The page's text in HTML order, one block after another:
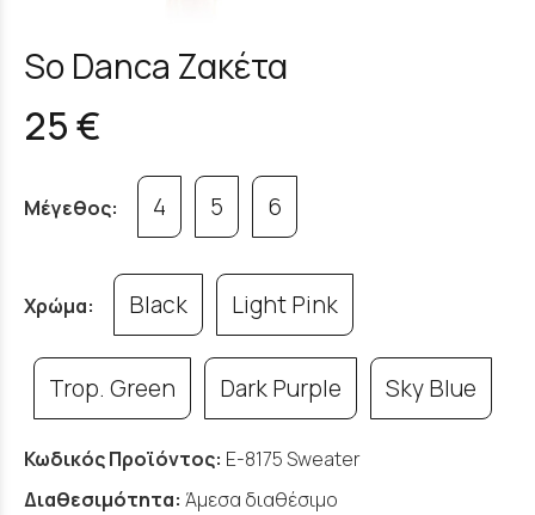
So Danca Ζακέτα
25 €
Μέγεθος: 4 5 6
Χρώμα: Black Light Pink
Trop. Green Dark Purple Sky Blue
Κωδικός Προϊόντος: E-8175 Sweater
Διαθεσιμότητα: Άμεσα διαθέσιμο